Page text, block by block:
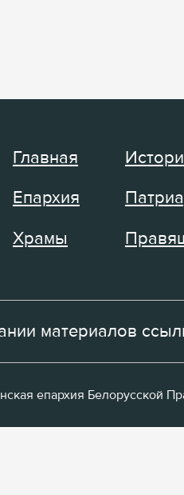
Главная
Епархия
Храмы
материалов
епархия Белорусской